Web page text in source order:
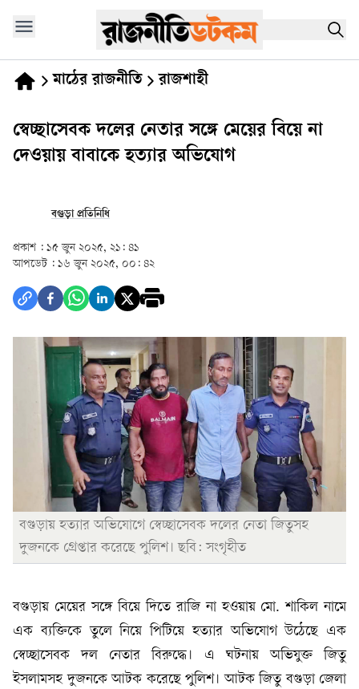
মাঠের রাজনীতি রাজশাহী
স্বেচ্ছাসেবক দলের নেতার সঙ্গে মেয়ের বিয়ে না
দেওয়ায় বাবাকে হত্যার অভিযোগ
বগুড়া প্রতিনিধি
প্রকাশ : ১৫ জুন ২০২৫, ২১: ৪১
আপডেট : ১৬ জুন ২০২৫, ০০: ৪২
বগুড়ায় হত্যার অভিযোগে স্বেচ্ছাসেবক দলের নেতা জিতুসহ
দুজনকে গ্রেপ্তার করেছে পুলিশ। ছবি: সংগৃহীত
বগুড়ায় মেয়ের সঙ্গে বিয়ে দিতে রাজি না হওয়ায় মো. শাকিল নামে
এক ব্যক্তিকে তুলে নিয়ে পিটিয়ে হত্যার অভিযোগ উঠেছে এক
স্বেচ্ছাসেবক দল নেতার বিরুদ্ধে। এ ঘটনায় অভিযুক্ত জিতু
ইসলামসহ দুজনকে আটক করেছে পুলিশ। আটক জিতু বগুড়া জেলা